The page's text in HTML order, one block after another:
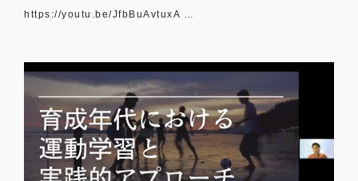
https://youtu.be/JfbBuAvtuxA …